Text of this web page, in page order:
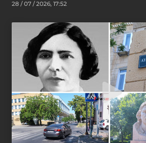
28 / 07 / 2026, 17:52